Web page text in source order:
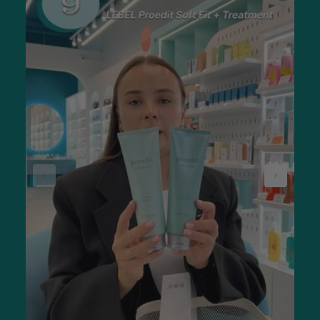
выпрямляющие для кудрявых локонов;
блестящие для придания оригинальности.
Не упустите возможность профессиональные средства для
укладки волос купить онлайн по приемлемой цене, не
выходя из дома. Мы поможем в выборе оптимального
варианта, который подойдет именно вам. При продаже
средств для укладки волос в интернет-магазине наши
консультанты объясняют все нюансы. Просто позвоните им
по указанным на сайте телефонам.
Кремы и масляные текстуры
Крем может использоваться для ухода, а также активно
применяется как средство для укладки волос в Киеве и
других городах. Он идеален для тяжелых или кудрявых
прядей, быстро устраняет пушистость. При применении на
сухих и ломких локонах увлажняет их в течение
длительного периода.
Вы можете купить средства для укладки волос
следующего типа:
выпрямляющие;
осветляющие;
добавляющие объем.